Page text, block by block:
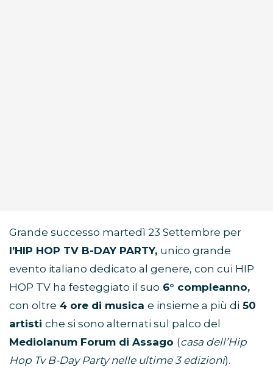
Grande successo martedì 23 Settembre per
l’HIP HOP TV B-DAY PARTY, unico grande
evento italiano dedicato al genere, con cui HIP
HOP TV ha festeggiato il suo 6° compleanno,
con oltre 4 ore di musica e insieme a più di 50
artisti che si sono alternati sul palco del
Mediolanum Forum di Assago (casa dell’Hip
Hop Tv B-Day Party nelle ultime 3 edizioni).